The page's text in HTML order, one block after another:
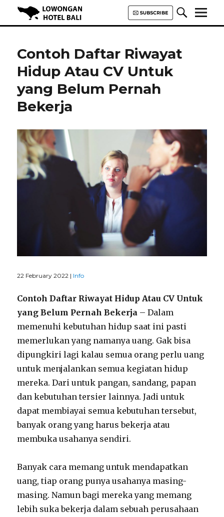
Hotel Bali | HHRMA Hotel Bali
Contoh Daftar Riwayat
Hidup Atau CV Untuk
yang Belum Pernah
Bekerja
22 February 2022 | Info
Contoh Daftar Riwayat Hidup Atau CV Untuk
yang Belum Pernah Bekerja – Dalam
memenuhi kebutuhan hidup saat ini pasti
memerlukan yang namanya uang. Gak bisa
dipungkiri lagi kalau semua orang perlu uang
untuk menjalankan semua kegiatan hidup
mereka. Dari untuk pangan, sandang, papan
dan kebutuhan tersier lainnya. Jadi untuk
dapat membiayai semua kebutuhan tersebut,
banyak orang yang harus bekerja atau
membuka usahanya sendiri.
Banyak cara memang untuk mendapatkan
uang, tiap orang punya usahanya masing-
masing. Namun bagi mereka yang memang
lebih suka bekerja dalam sebuah perusahaan